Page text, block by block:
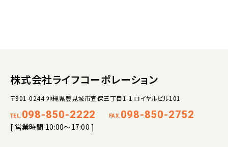
株式会社ライフコーポレーション
〒901-0244 沖縄県豊見城市宜保三丁目1-1 ロイヤルビル101
TEL. 098-850-2222 FAX. 098-850-2752
[ 営業時間 10:00～17:00 ]